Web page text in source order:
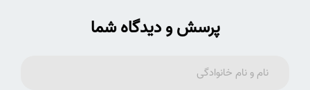
پرسش و دیدگاه شما